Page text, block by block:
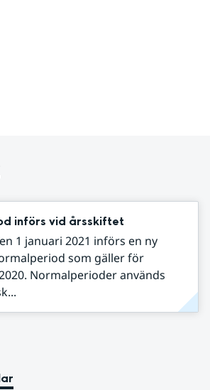
införs vid årsskiftet
1 januari 2021 införs en ny
som gäller för
Normalperioder används